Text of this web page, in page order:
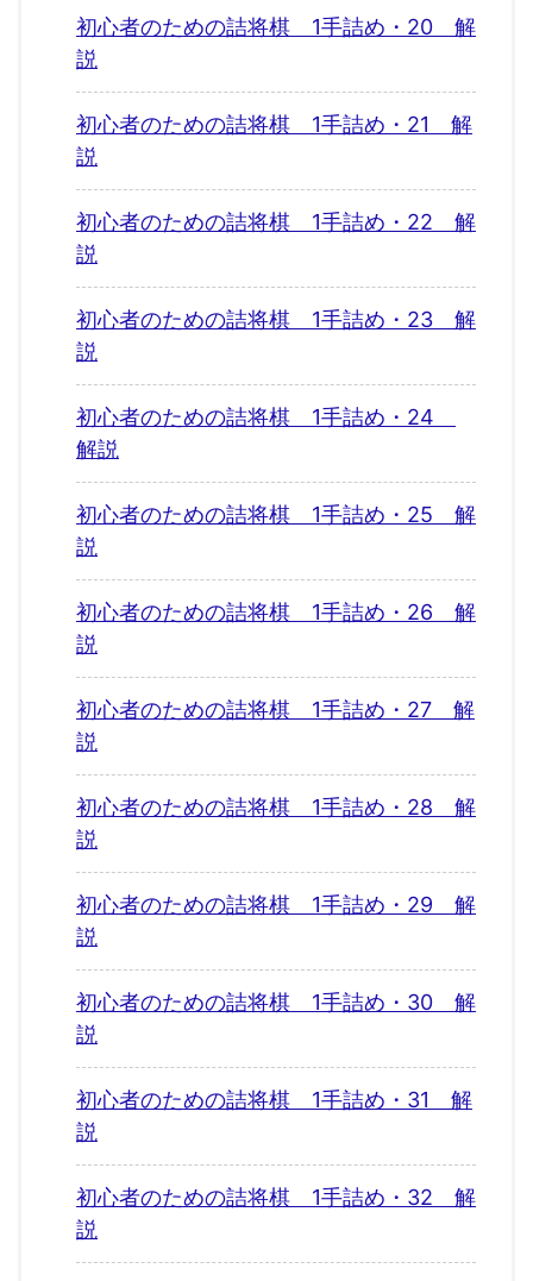
初心者のための詰将棋 1手詰め・20 解
説
初心者のための詰将棋 1手詰め・21 解
説
初心者のための詰将棋 1手詰め・22 解
説
初心者のための詰将棋 1手詰め・23 解
説
初心者のための詰将棋 1手詰め・24
解説
初心者のための詰将棋 1手詰め・25 解
説
初心者のための詰将棋 1手詰め・26 解
説
初心者のための詰将棋 1手詰め・27 解
説
初心者のための詰将棋 1手詰め・28 解
説
初心者のための詰将棋 1手詰め・29 解
説
初心者のための詰将棋 1手詰め・30 解
説
初心者のための詰将棋 1手詰め・31 解
説
初心者のための詰将棋 1手詰め・32 解
説